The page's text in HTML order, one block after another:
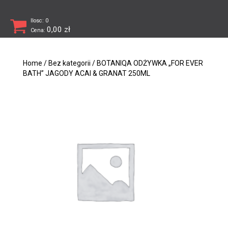
Ilosc: 0
Cena: 0,00 zł
Home / Bez kategorii / BOTANIQA ODŻYWKA „FOR EVER
BATH” JAGODY ACAI & GRANAT 250ML